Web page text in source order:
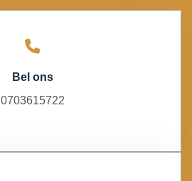
Bel ons
0703615722